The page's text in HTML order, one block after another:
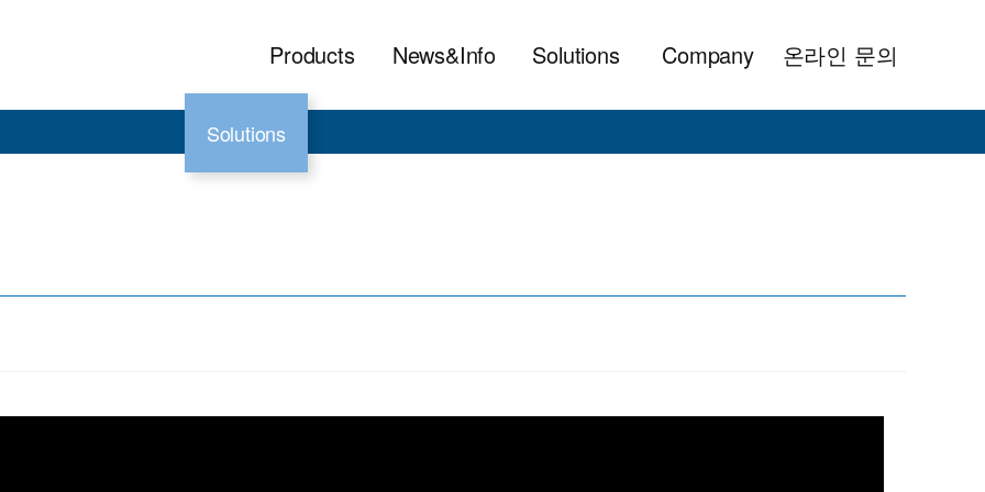
Products News&Info Solutions Company 온라인 문의
Solutions